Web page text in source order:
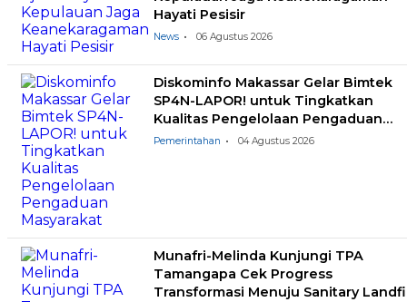
Hayati Pesisir
News 06 Agustus 2026
Diskominfo Makassar Gelar Bimtek
SP4N-LAPOR! untuk Tingkatkan
Kualitas Pengelolaan Pengaduan
Masyarakat
Pemerintahan 04 Agustus 2026
Munafri-Melinda Kunjungi TPA
Tamangapa Cek Progress
Transformasi Menuju Sanitary